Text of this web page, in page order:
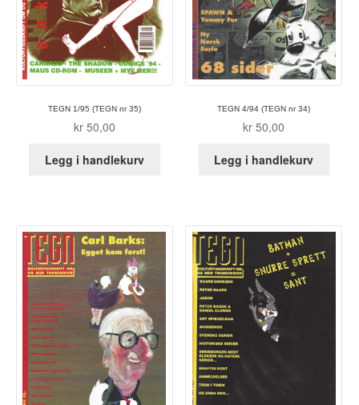
TEGN 1/95 (TEGN nr 35)
kr50,00
Legg i handlekurv
TEGN 4/94 (TEGN nr 34)
kr 50,00
Legg i handlekurv